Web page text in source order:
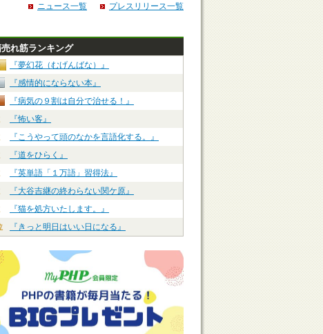
ニュース一覧
プレスリリース一覧
れ筋ランキング
『夢幻花（むげんばな）』
『感情的にならない本』
『病気の９割は自分で治せる！』
『怖い客』
『こうやって頭のなかを言語化する。』
『道をひらく』
『英単語「１万語」習得法』
『大谷吉継の終わらない関ケ原』
『猫を処方いたします。』
『きっと明日はいい日になる』